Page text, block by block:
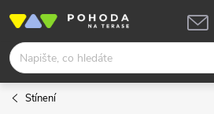
obsah
Stínení